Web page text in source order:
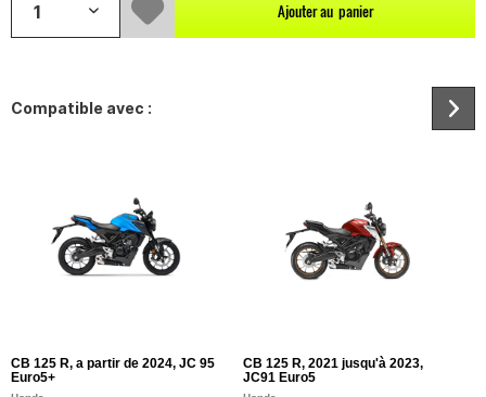
Ajouter au panier
Compatible avec :
CB 125 R, a partir de 2024, JC 95
Euro5+
CB 125 R, 2021 jusqu'à 2023,
JC91 Euro5